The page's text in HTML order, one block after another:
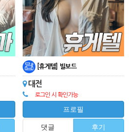
[휴게텔] 빌보드
대전
로그인 시 확인가능
프로필
댓글 후기